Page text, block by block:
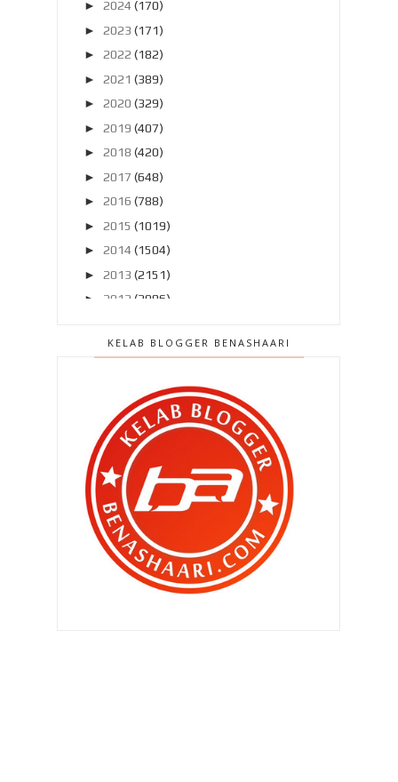
► 2024 (170)
► 2023 (171)
► 2022 (182)
► 2021 (389)
► 2020 (329)
► 2019 (407)
► 2018 (420)
► 2017 (648)
► 2016 (788)
► 2015 (1019)
► 2014 (1504)
► 2013 (2151)
► 2012 (2986)
►Disember 2011(303)
Oktober 2011(418)
▼ September 2011 (390)
Akan ku miliki hatimu itu .. (2:19)
Tersembur air ! Khairul Fahmi
didapati bersalah ke...
"Kalau abang tidur rumah
perempuan lain , camana ? "
Anak Chef Wan bakal bertunang
KELAB BLOGGER BENASHAARI